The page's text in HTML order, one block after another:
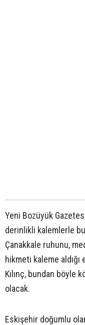
Yeni Bozüyük
derinlikli kalemlerle
Çanakkale ruhunu,
hikmeti kaleme aldığı
Kılınç, bundan böyle
olacak.
Eskişehir doğumlu